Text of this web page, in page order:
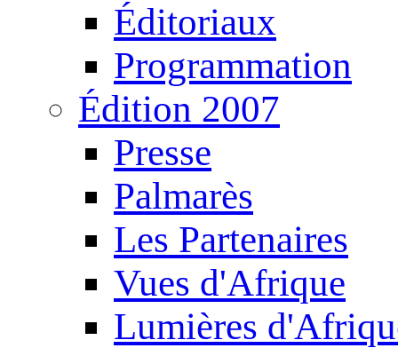
Éditoriaux
Programmation
Édition 2007
Presse
Palmarès
Les Partenaires
Vues d'Afrique
Lumières